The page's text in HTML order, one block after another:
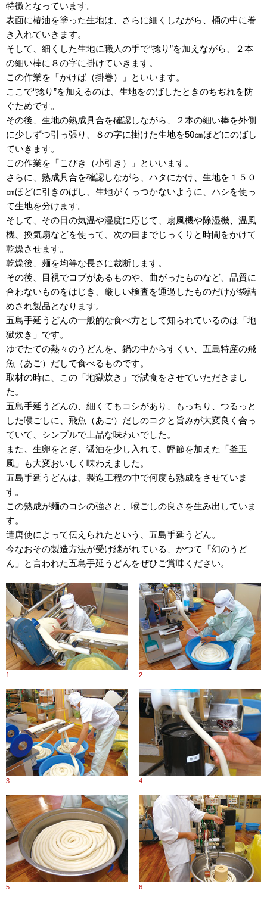
特徴となっています。
表面に椿油を塗った生地は、さらに細くしながら、桶の中に巻
き入れていきます。
そして、細くした生地に職人の手で“捻り”を加えながら、２本
の細い棒に８の字に掛けていきます。
この作業を「かけば（掛巻）」といいます。
ここで“捻り”を加えるのは、生地をのばしたときのちぢれを防
ぐためです。
その後、生地の熟成具合を確認しながら、２本の細い棒を外側
に少しずつ引っ張り、８の字に掛けた生地を50㎝ほどにのばし
ていきます。
この作業を「こびき（小引き）」といいます。
さらに、熟成具合を確認しながら、ハタにかけ、生地を１５０
㎝ほどに引きのばし、生地がくっつかないように、ハシを使っ
て生地を分けます。
そして、その日の気温や湿度に応じて、扇風機や除湿機、温風
機、換気扇などを使って、次の日までじっくりと時間をかけて
乾燥させます。
乾燥後、麺を均等な長さに裁断します。
その後、目視でコブがあるものや、曲がったものなど、品質に
合わないものをはじき、厳しい検査を通過したものだけが袋詰
めされ製品となります。
五島手延うどんの一般的な食べ方として知られているのは「地
獄炊き」です。
ゆでたての熱々のうどんを、鍋の中からすくい、五島特産の飛
魚（あご）だしで食べるものです。
取材の時に、この「地獄炊き」で試食をさせていただきまし
た。
五島手延うどんの、細くてもコシがあり、もっちり、つるっと
した喉ごしに、飛魚（あご）だしのコクと旨みが大変良く合っ
ていて、シンプルで上品な味わいでした。
また、生卵をとぎ、醤油を少し入れて、鰹節を加えた「釜玉
風」も大変おいしく味わえました。
五島手延うどんは、製造工程の中で何度も熟成をさせていま
す。
この熟成が麺のコシの強さと、喉ごしの良さを生み出していま
す。
遣唐使によって伝えられたという、五島手延うどん。
今なおその製造方法が受け継がれている、かつて「幻のうど
ん」と言われた五島手延うどんをぜひご賞味ください。
1 2
3 4
5 6